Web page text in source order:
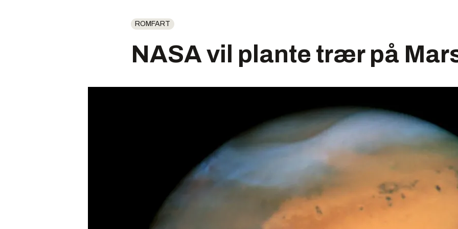
ROMFART
NASA vil plante trær på